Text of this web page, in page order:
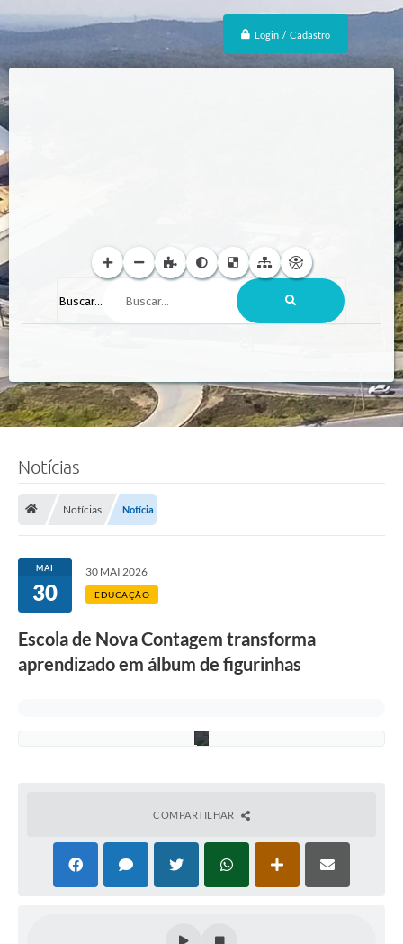
Login / Cadastro
Buscar...
Notícias
Notícias Notícia
MAI
30
30 MAI 2026
EDUCAÇÃO
Escola de Nova Contagem transforma
aprendizado em álbum de figurinhas
l
m
COMPARTILHAR